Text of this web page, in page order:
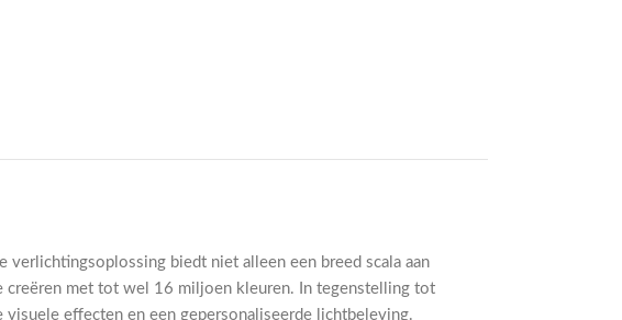
verlichtingsoplossing biedt niet alleen een breed scala aan
met tot wel 16 miljoen kleuren. In tegenstelling tot
effecten en een gepersonaliseerde lichtbeleving.